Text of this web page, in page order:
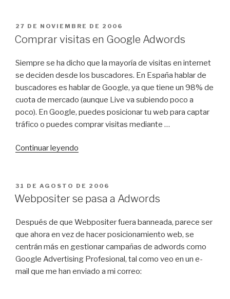
gratis
para
Adwords»
PUBLICADO
EL
27 DE NOVIEMBRE DE 2006
Comprar visitas en Google Adwords
Siempre se ha dicho que la mayoría de visitas en internet
se deciden desde los buscadores. En España hablar de
buscadores es hablar de Google, ya que tiene un 98% de
cuota de mercado (aunque Live va subiendo poco a
poco). En Google, puedes posicionar tu web para captar
tráfico o puedes comprar visitas mediante …
Continuar leyendo
Google
Adwords»
PUBLICADO
EL
31 DE AGOSTO DE 2006
Webpositer se pasa a Adwords
Después de que Webpositer fuera banneada, parece ser
que ahora en vez de hacer posicionamiento web, se
centrán más en gestionar campañas de adwords como
Google Advertising Profesional, tal como veo en un e-
mail que me han enviado a mi correo: